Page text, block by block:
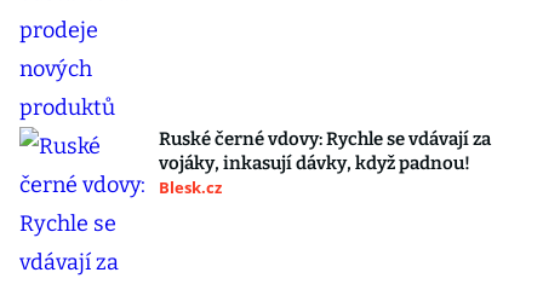
Ruské černé vdovy: Rychle se vdávají za
vojáky, inkasují dávky, když padnou!
Blesk.cz